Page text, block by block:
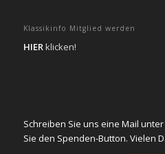
Klassikinfo Mitglied werden
HIERklicken!
Schreiben Sie uns eine Mail
Sie den Spenden-Button. Vielen